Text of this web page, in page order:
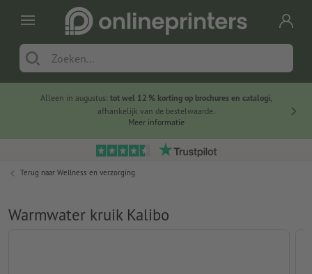
Alleen in augustus: tot wel 12 % korting op brochures en catalogi,
afhankelijk van de bestelwaarde.
Meer informatie
Terug naar Wellness en verzorging
Warmwater kruik Kalibo